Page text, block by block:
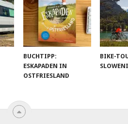
BUCHTIPP:
ESKAPADEN IN
OSTFRIESLAND
BIKE-